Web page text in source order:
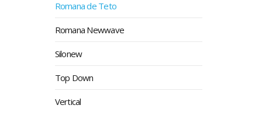
Romana de Teto
Romana Newwave
Silonew
Top Down
Vertical